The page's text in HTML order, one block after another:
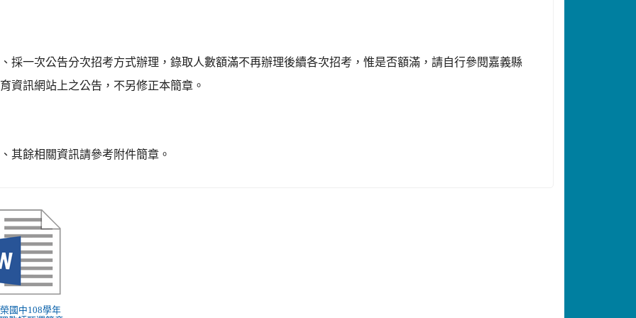
採一次公告分次招考方式辦理，錄取人數額滿不再辦理後續各次招考，惟是否額滿，請自行參閱嘉義縣
資訊網站上之公告，不另修正本簡章。
其餘相關資訊請參考附件簡章。
國中108學年